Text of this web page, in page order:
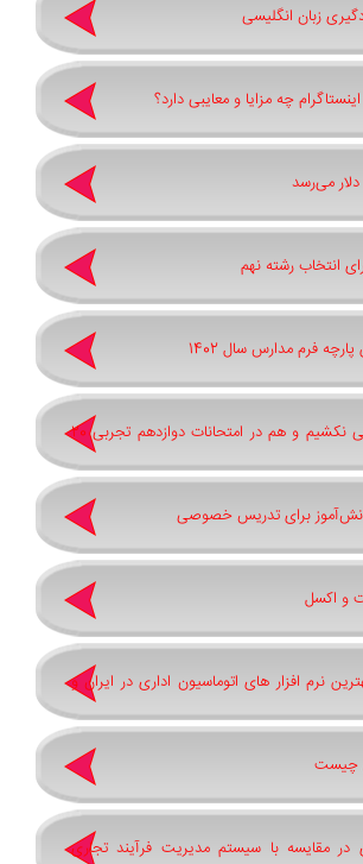
چه مزایا و معایبی دارد؟
انتخاب رشته نهم
فرم مدارس سال 1402
چگونه هم سختی نکشیم و هم در امتحانات دوازدهم تجربی 20
برای تدریس خصوصی
و اکسل
از بهترین نرم افزار های اتوماسیون اداری در ایران و
چیست
در مقایسه با سیستم مدیریت فرآیند تجاری